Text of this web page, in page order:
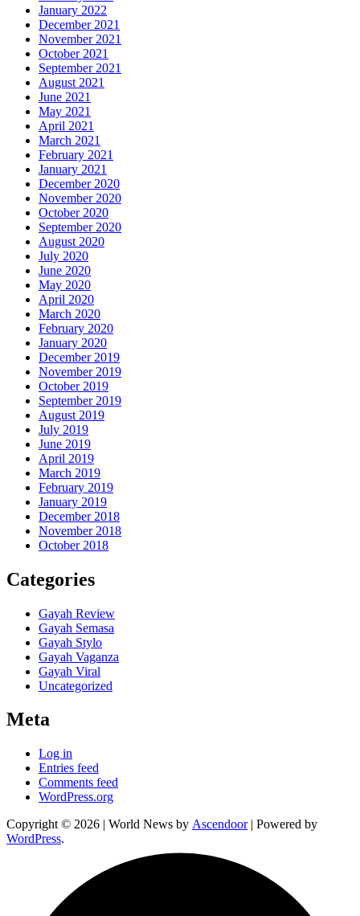
January 2022
December 2021
November 2021
October 2021
September 2021
August 2021
June 2021
May 2021
April 2021
March 2021
February 2021
January 2021
December 2020
November 2020
October 2020
September 2020
August 2020
July 2020
June 2020
May 2020
April 2020
March 2020
February 2020
January 2020
December 2019
November 2019
October 2019
September 2019
August 2019
July 2019
June 2019
April 2019
March 2019
February 2019
January 2019
December 2018
November 2018
October 2018
Categories
Gayah Review
Gayah Semasa
Gayah Stylo
Gayah Vaganza
Gayah Viral
Uncategorized
Meta
Log in
Entries feed
Comments feed
WordPress.org
Copyright © 2026 | World News by Ascendoor| Powered by
WordPress.